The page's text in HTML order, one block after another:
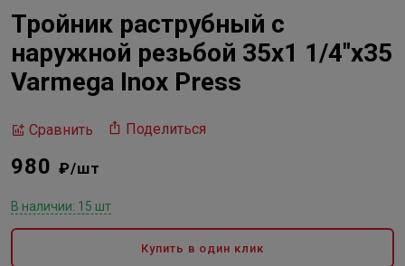
Тройник раструбный с
наружной резьбой 35x1 1/4"x35
Varmega Inox Press
Сравнить Поделиться
980 ₽/шт
В наличии: 15 шт
Купить в один клик